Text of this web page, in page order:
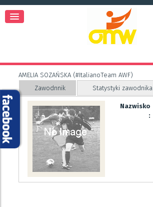
AMELIA SOZAŃSKA (#ItalianoTeam AWF)
Zawodnnik
Statystyki zawodnika
Nazwisko
: